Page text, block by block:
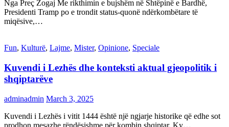
Nga Preç Zogaj Me rikthimin e bujshëm në Shtëpinë e Bardhë,
Presidenti Tramp po e trondit status-quonë ndërkombëtare të
miqësive,…
Fun, Kulturë, Lajme, Mister, Opinione, Speciale
Kuvendi i Lezhës dhe konteksti aktual gjeopolitik i
shqiptarëve
adminadmin March 3, 2025
Kuvendi i Lezhës i vitit 1444 është një ngjarje historike që edhe sot
prodhon mesazhe rëndësishme për kombin shqiptar. Ky…